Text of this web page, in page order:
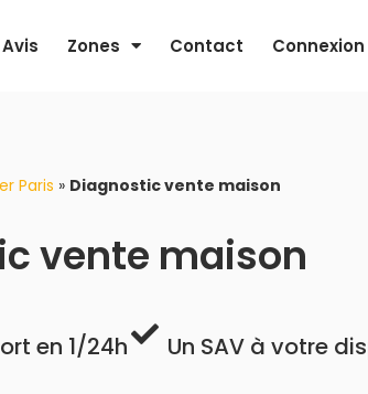
Avis Zones Contact Connexion
Paris » Diagnostic vente maison
vente maison
en 1/24h Un SAV à votre